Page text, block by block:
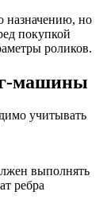
назначению, но
покупкой
роликов.
машины
учитывать
выполнять
ребра